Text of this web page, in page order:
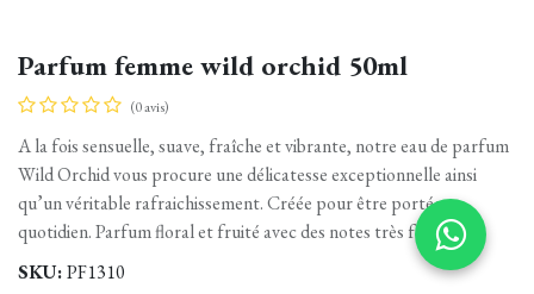
Parfum femme wild orchid 50ml
(0 avis)
A la fois sensuelle, suave, fraîche et vibrante, notre eau de parfum
Wild Orchid vous procure une délicatesse exceptionnelle ainsi
qu’un véritable rafraichissement. Créée pour être portée au
quotidien. Parfum floral et fruité avec des notes très fraîches.
SKU:PF1310